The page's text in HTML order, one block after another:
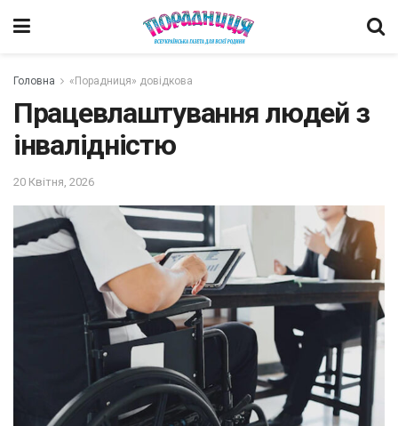
Головна «Порадниця» довідкова
Працевлаштування людей з
інвалідністю
20 Квітня, 2026